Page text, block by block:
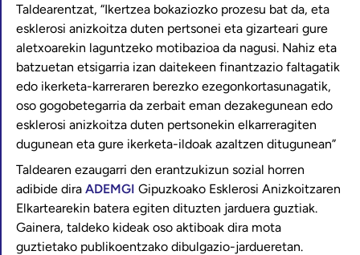
Taldearentzat, “Ikertzea bokaziozko prozesu bat da, eta
esklerosi anizkoitza duten pertsonei eta gizarteari gure
aletxoarekin laguntzeko motibazioa da nagusi. Nahiz eta
batzuetan etsigarria izan daitekeen finantzazio faltagatik
edo ikerketa-karreraren berezko ezegonkortasunagatik,
oso gogobetegarria da zerbait eman dezakegunean edo
esklerosi anizkoitza duten pertsonekin elkarreragiten
dugunean eta gure ikerketa-ildoak azaltzen ditugunean”
Taldearen ezaugarri den erantzukizun sozial horren
adibide dira ADEMGI Gipuzkoako Esklerosi Anizkoitzaren
Elkartearekin batera egiten dituzten jarduera guztiak.
Gainera, taldeko kideak oso aktiboak dira mota
guztietako publikoentzako dibulgazio-jardueretan.